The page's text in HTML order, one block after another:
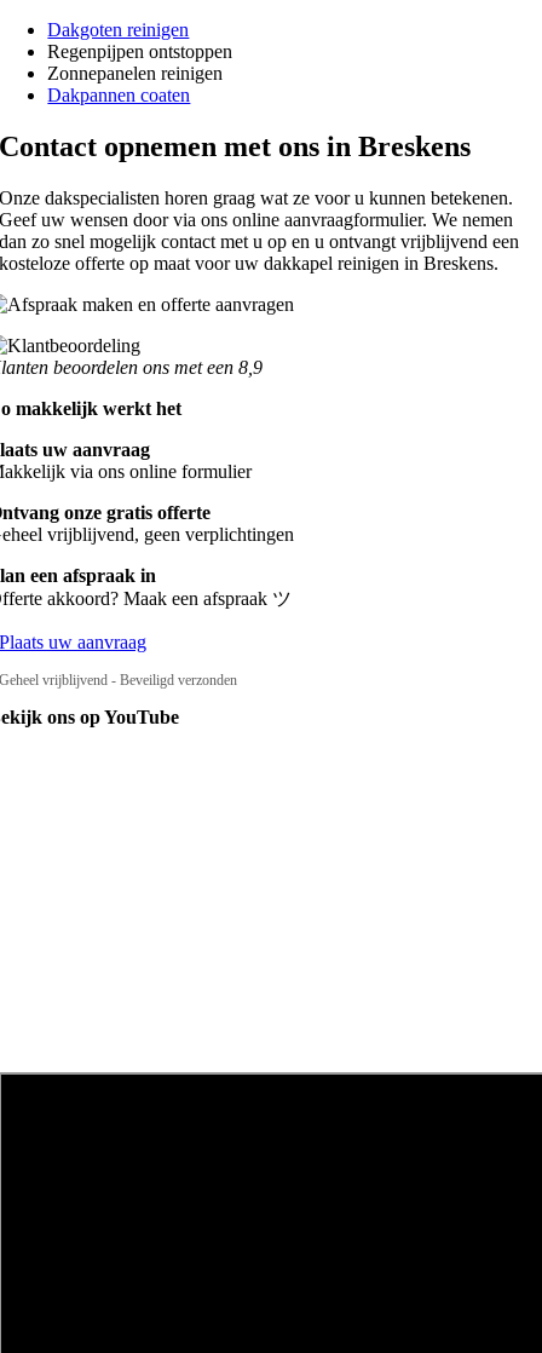
Dakgoten reinigen
Regenpijpen ontstoppen
Zonnepanelen reinigen
Dakpannen coaten
Contact opnemen met ons in Breskens
Onze dakspecialisten horen graag wat ze voor u kunnen betekenen.
Geef uw wensen door via ons online aanvraagformulier. We nemen
dan zo snel mogelijk contact met u op en u ontvangt vrijblijvend een
kosteloze offerte op maat voor uw dakkapel reinigen in Breskens.
beoordelen ons met een 8,9
makkelijk werkt het
uw aanvraag
via ons online formulier
onze gratis offerte
vrijblijvend, geen verplichtingen
een afspraak in
akkoord? Maak een afspraak ツ
Plaats uw aanvraag
Geheel vrijblijvend - Beveiligd verzonden
ons op YouTube